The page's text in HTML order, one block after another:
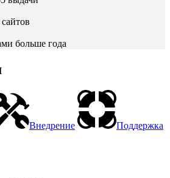
больше года
Внедрение Поддержка